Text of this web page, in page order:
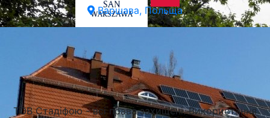
Варшава, Польща
Підібрати університет
ТОВ Стадіфою - всі права захищені. Використання